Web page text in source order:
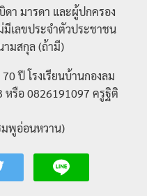
ดา มารดา และผู้ปกครอง
มีเลขประจำตัวประชาชน
ามสกุล (ถ้ามี)
ปี โรงเรียนบ้านกองลม
หรือ 0826191097 ครูฐิติ
มพูอ่อนหวาน)